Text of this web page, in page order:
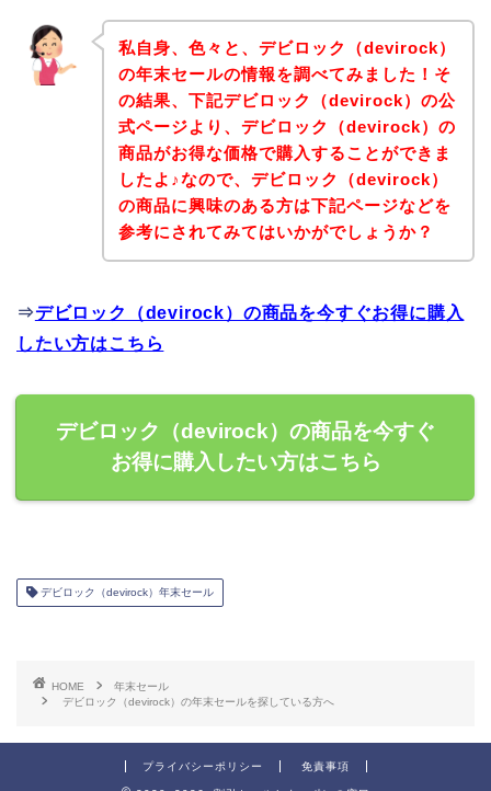
私自身、色々と、デビロック（devirock）
の年末セールの情報を調べてみました！そ
の結果、下記デビロック（devirock）の公
式ページより、デビロック（devirock）の
商品がお得な価格で購入することができま
したよ♪なので、デビロック（devirock）
の商品に興味のある方は下記ページなどを
参考にされてみてはいかがでしょうか？
⇒デビロック（devirock）の商品を今すぐお得に購入
したい方はこちら
デビロック（devirock）の商品を今すぐ
お得に購入したい方はこちら
デビロック（devirock）年末セール
HOME
年末セール
デビロック（devirock）の年末セールを探している方へ
プライバシーポリシー 免責事項